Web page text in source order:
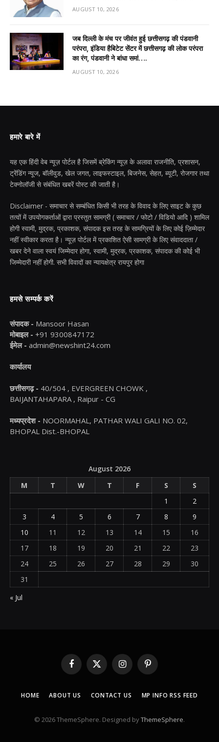
AUGUST 10, 2026
जब दिल्ली के मंच पर जीवंत हुई छत्तीसगढ़ की पंडवानी
परंपरा, इंडिया हैबिटेट सेंटर में छत्तीसगढ़ की लोक परंपरा
का रंग, पंडवानी ने बांधा समां….
AUGUST 10, 2026
हमारे बारे में
यह एक हिंदी वेब न्यूज़ पोर्टल है जिसमें ब्रेकिंग न्यूज़ के अलावा राजनीति, प्रशासन,
ट्रेंडिंग न्यूज, बॉलीवुड, खेल जगत, लाइफस्टाइल, बिजनेस, सेहत, ब्यूटी, रोजगार तथा
टेक्नोलॉजी से संबंधित खबरें पोस्ट की जाती है।
Disclaimer - समाचार से सम्बंधित किसी भी तरह के विवाद के लिए साइट के कुछ
तत्वों में उपयोगकर्ताओं द्वारा प्रस्तुत सामग्री ( समाचार / फोटो / विडियो आदि ) शामिल
होगी स्वामी, मुद्रक, प्रकाशक, संपादक इस तरह के सामग्रियों के लिए कोई ज़िम्मेदार
नहीं स्वीकार करता है। न्यूज़ पोर्टल में प्रकाशित ऐसी सामग्री के लिए संवाददाता /
खबर देने वाला स्वयं जिम्मेदार होगा, स्वामी, मुद्रक, प्रकाशक, संपादक की कोई भी
जिम्मेदारी नहीं होगी. सभी विवादों का न्यायक्षेत्र रायपुर होगा
हमसे सम्पर्क करें
संपादक - Mansoor Hasan
मोबाइल - +91 9300847172
ईमेल - admin@newshint24.com
कार्यालय
छत्तीसगढ़ - 40/504 , EVERGREEN CHOWK ,
BAIJANTAHAPARA , Raipur - CG
मध्यप्रदेश - NOORMAHAL, PATHAR WALI GALI NO. 02,
BHOPAL Dist.-BHOPAL
August 2026
M
T W T F S
S
1
2
3
4 5 6 7 8
9
10
11 12 13 14 15
16
17
18 19 20 21 22
23
24
25 26 27 28 29
30
31
« Jul
Facebook
X
(Twitter)
InstagramPinterest
HOME ABOUT US CONTACT US MP INFO RSS FEED
© 2026 ThemeSphere. Designed byThemeSphere.